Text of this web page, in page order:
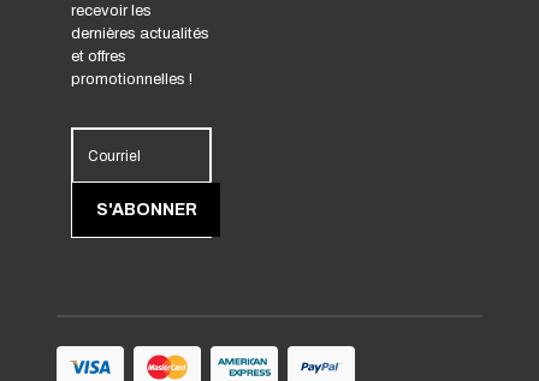
recevoir les
dernières actualités
et offres
promotionnelles !
Courriel
S'ABONNER